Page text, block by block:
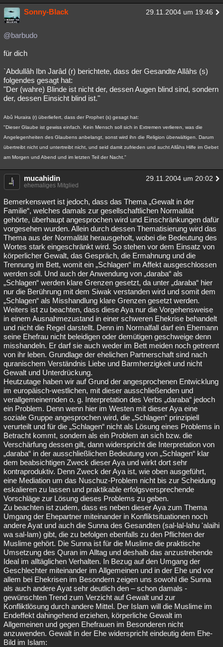
Sonny-Black 29.11.2004 um 19:46
@barbudo
für dich
`Abdullâh Ibn Jarâd (r) berichtete, dass der Gesandte Allâhs (s)
folgendes gesagt hat:
"Der (wahre) Blinde ist nicht der, dessen Augen blind sind, sondern
der, dessen Einsicht blind ist."
Abû Huraira (r) überliefert, dass der Prophet (s) gesagt hat:
"Dieser Glaube ist gewiss einfach. Kein Mensch soll sich in Extremen verlieren, was die
Angelegenheiten des Glaubens anbelangt, sonst wird ihn die Religion überwältigen. Darum
übertreibt nicht und untertreibt nicht, und seid damit zufrieden und sucht Allâhs Hilfe im Gebet
am Morgen und Abend und im letzten Teil der Nacht."
mucahidin 29.11.2004 um 20:02
ehemaliges Mitglied
Bemerkenswert ist jedoch, dass das Thema „Gewalt in der
Familie“, welches damals zur gesellschaftlichen Normalität
gehörte, überhaupt angesprochen wird und Einschränkungen dafür
vorgesehen wurden. Allein durch dessen Thematisierung wird das
Thema aus der Normalität herausgeholt, wobei die Bedeutung des
Wortes stark eingeschränkt wird. So stehen vor dem Einsatz von
körperlicher Gewalt, das Gespräch, die Ermahnung und die
Trennung im Bett, womit ein „Schlagen“ im Affekt ausgeschlossen
werden soll. Und auch der Anwendung von „daraba“ als
„Schlagen“ werden klare Grenzen gesetzt, da unter „daraba“ hier
nur die Berührung mit dem Siwak verstanden wird und somit dem
„Schlagen“ als Misshandlung klare Grenzen gesetzt werden.
Weiters ist zu beachten, dass diese Aya nur die Vorgehensweise
in einem Ausnahmezustand in einer schweren Ehekrise behandelt
und nicht die Regel darstellt. Denn im Normalfall darf ein Ehemann
seine Ehefrau nicht beleidigen oder demütigen geschweige denn
misshandeln. Er darf sie auch weder im Bett meiden noch getrennt
von ihr leben. Grundlage der ehelichen Partnerschaft sind nach
quranischem Verständnis Liebe und Barmherzigkeit und nicht
Gewalt und Unterdrückung.
Heutzutage haben wir auf Grund der angesprochenen Entwicklung
im europäisch-westlichen, mit dieser ausschließenden und
verallgemeinernden o. g. Interpretation des Verbs „daraba“ jedoch
ein Problem. Denn wenn hier im Westen mit dieser Aya eine
soziale Gruppe angesprochen wird, die „Schlagen“ prinzipiell
verurteilt und für die „Schlagen“ nicht als Lösung eines Problems in
Betracht kommt, sondern als ein Problem an sich bzw. die
Verschärfung dessen gilt, dann widerspricht die Interpretation von
„daraba“ in der ausschließlichen Bedeutung von „Schlagen“ klar
dem beabsichtigen Zweck dieser Aya und wirkt dort sehr
kontraproduktiv. Denn Zweck der Aya ist, wie oben ausgeführt,
eine Mediation um das Nuschuz-Problem nicht bis zur Scheidung
eskalieren zu lassen und praktikable erfolgsversprechende
Vorschläge zur Lösung dieses Problems zu geben.
Zu beachten ist zudem, dass es neben dieser Aya zum Thema
Umgang der Ehepartner miteinander in Konfliktsituationen noch
andere Ayat und auch die Sunna des Gesandten (sal-lal-lahu 'alaihi
wa sal-lam) gibt, die zu befolgen ebenfalls zu den Pflichten der
Muslime gehört. Die Sunna ist für die Muslime die praktische
Umsetzung des Quran im Alltag und deshalb das anzustrebende
Ideal im alltäglichen Verhalten. In Bezug auf den Umgang der
Geschlechter miteinander im Allgemeinen und in der Ehe und vor
allem bei Ehekrisen im Besondern zeigen uns sowohl die Sunna
als auch andere Ayat sehr deutlich den – schon damals -
gewünschten Trend zum Verzicht auf Gewalt und zur
Konfliktlösung durch andere Mittel. Der Islam will die Muslime im
Endeffekt dahingehend erziehen, körperliche Gewalt im
Allgemeinen und gegen Ehefrauen im Besonderen nicht
anzuwenden. Gewalt in der Ehe widerspricht eindeutig dem Ehe-
Bild im Islam: